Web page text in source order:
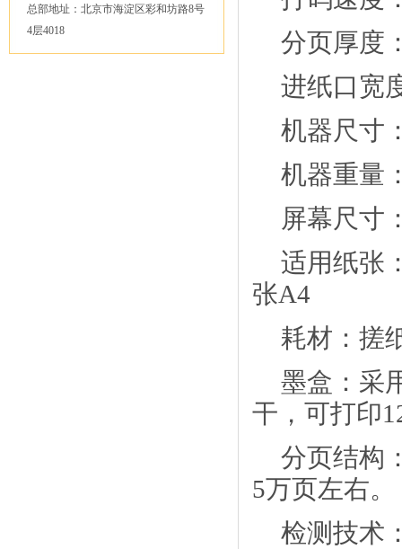
总部地址：北京市海淀区彩和坊路8号
4层4018
分页厚度
进纸口宽
机器尺寸
机器重量
屏幕尺寸
适用纸张
张A4
耗材：搓
墨盒：采
干，可打印
分页结构
5万页左右。
检测技术